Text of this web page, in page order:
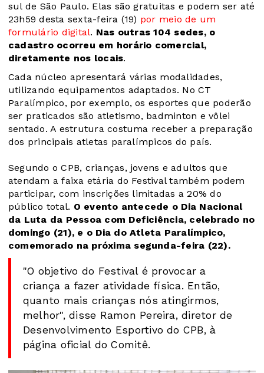
sul de São Paulo. Elas são gratuitas e podem ser até
23h59 desta sexta-feira (19) por meio de um
formulário digital. Nas outras 104 sedes, o
cadastro ocorreu em horário comercial,
diretamente nos locais.
Cada núcleo apresentará várias modalidades,
utilizando equipamentos adaptados. No CT
Paralímpico, por exemplo, os esportes que poderão
ser praticados são atletismo, badminton e vôlei
sentado. A estrutura costuma receber a preparação
dos principais atletas paralímpicos do país.
Segundo o CPB, crianças, jovens e adultos que
atendam a faixa etária do Festival também podem
participar, com inscrições limitadas a 20% do
público total. O evento antecede o Dia Nacional
da Luta da Pessoa com Deficiência, celebrado no
domingo (21), e o Dia do Atleta Paralímpico,
comemorado na próxima segunda-feira (22).
"O objetivo do Festival é provocar a
criança a fazer atividade física. Então,
quanto mais crianças nós atingirmos,
melhor", disse Ramon Pereira, diretor de
Desenvolvimento Esportivo do CPB, à
página oficial do Comitê.